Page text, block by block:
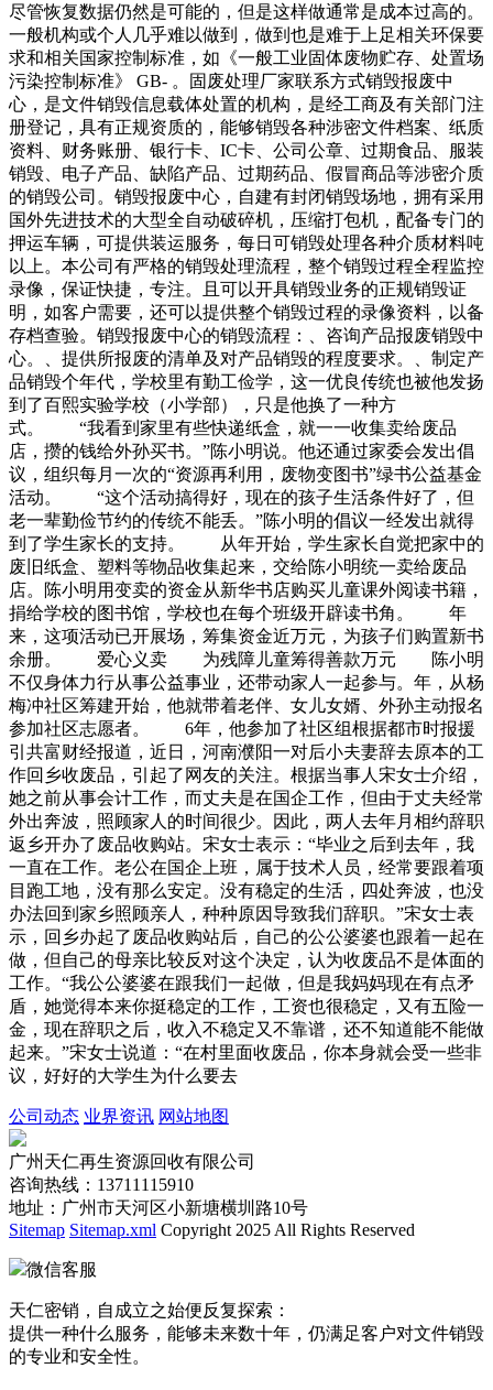
尽管恢复数据仍然是可能的，但是这样做通常是成本过高的。
一般机构或个人几乎难以做到，做到也是难于上足相关环保要
求和相关国家控制标准，如《一般工业固体废物贮存、处置场
污染控制标准》 GB- 。固废处理厂家联系方式销毁报废中
心，是文件销毁信息载体处置的机构，是经工商及有关部门注
册登记，具有正规资质的，能够销毁各种涉密文件档案、纸质
资料、财务账册、银行卡、IC卡、公司公章、过期食品、服装
销毁、电子产品、缺陷产品、过期药品、假冒商品等涉密介质
的销毁公司。销毁报废中心，自建有封闭销毁场地，拥有采用
国外先进技术的大型全自动破碎机，压缩打包机，配备专门的
押运车辆，可提供装运服务，每日可销毁处理各种介质材料吨
以上。本公司有严格的销毁处理流程，整个销毁过程全程监控
录像，保证快捷，专注。且可以开具销毁业务的正规销毁证
明，如客户需要，还可以提供整个销毁过程的录像资料，以备
存档查验。销毁报废中心的销毁流程：、咨询产品报废销毁中
心。、提供所报废的清单及对产品销毁的程度要求。、制定产
品销毁个年代，学校里有勤工俭学，这一优良传统也被他发扬
到了百熙实验学校（小学部），只是他换了一种方
式。 “我看到家里有些快递纸盒，就一一收集卖给废品
店，攒的钱给外孙买书。”陈小明说。他还通过家委会发出倡
议，组织每月一次的“资源再利用，废物变图书”绿书公益基金
活动。 “这个活动搞得好，现在的孩子生活条件好了，但
老一辈勤俭节约的传统不能丢。”陈小明的倡议一经发出就得
到了学生家长的支持。 从年开始，学生家长自觉把家中的
废旧纸盒、塑料等物品收集起来，交给陈小明统一卖给废品
店。陈小明用变卖的资金从新华书店购买儿童课外阅读书籍，
捐给学校的图书馆，学校也在每个班级开辟读书角。 年
来，这项活动已开展场，筹集资金近万元，为孩子们购置新书
余册。 爱心义卖 为残障儿童筹得善款万元 陈小明
不仅身体力行从事公益事业，还带动家人一起参与。年，从杨
梅冲社区筹建开始，他就带着老伴、女儿女婿、外孙主动报名
参加社区志愿者。 6年，他参加了社区组根据都市时报援
引共富财经报道，近日，河南濮阳一对后小夫妻辞去原本的工
作回乡收废品，引起了网友的关注。根据当事人宋女士介绍，
她之前从事会计工作，而丈夫是在国企工作，但由于丈夫经常
外出奔波，照顾家人的时间很少。因此，两人去年月相约辞职
返乡开办了废品收购站。宋女士表示：“毕业之后到去年，我
一直在工作。老公在国企上班，属于技术人员，经常要跟着项
目跑工地，没有那么安定。没有稳定的生活，四处奔波，也没
办法回到家乡照顾亲人，种种原因导致我们辞职。”宋女士表
示，回乡办起了废品收购站后，自己的公公婆婆也跟着一起在
做，但自己的母亲比较反对这个决定，认为收废品不是体面的
工作。“我公公婆婆在跟我们一起做，但是我妈妈现在有点矛
盾，她觉得本来你挺稳定的工作，工资也很稳定，又有五险一
金，现在辞职之后，收入不稳定又不靠谱，还不知道能不能做
起来。”宋女士说道：“在村里面收废品，你本身就会受一些非
议，好好的大学生为什么要去
公司动态 业界资讯 网站地图
广州天仁再生资源回收有限公司
咨询热线：13711115910
地址：广州市天河区小新塘横圳路10号
Sitemap Sitemap.xml Copyright 2025 All Rights Reserved
微信客服
天仁密销，自成立之始便反复探索：
提供一种什么服务，能够未来数十年，仍满足客户对文件销毁
的专业和安全性。